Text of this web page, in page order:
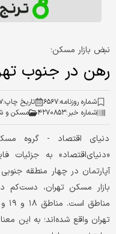
نبض بازار مسکن؛
رهن در جنوب
شماره روزنامه:۶۵۶۷ تاریخ چاپ:
شماره خبر:۴۲۷۰۸۵۳ مسکن و
دنیای‌ اقتصاد - گروه
«دنیای‌اقتصاد» به جزئیات
بازار مسکن تهران، دست‌کم
تهران واقع‌ شده‌اند؛ به این